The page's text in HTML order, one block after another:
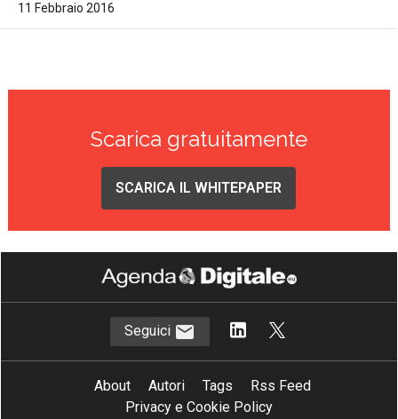
11 Febbraio 2016
Scarica gratuitamente
SCARICA IL WHITEPAPER
Seguici
About Autori Tags
Rss Feed
Privacy e Cookie Policy